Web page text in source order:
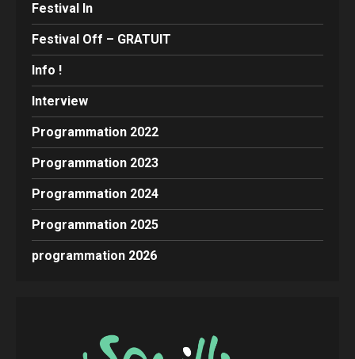
Festival In
Festival Off – GRATUIT
Info !
Interview
Programmation 2022
Programmation 2023
Programmation 2024
Programmation 2025
programmation 2026